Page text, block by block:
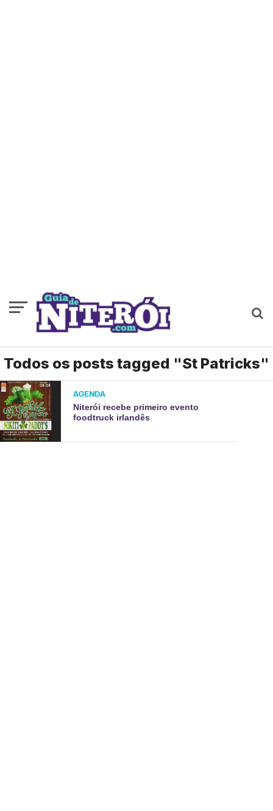
Todos os posts tagged "St Patricks"
AGENDA
Niterói recebe primeiro evento
foodtruck irlandês